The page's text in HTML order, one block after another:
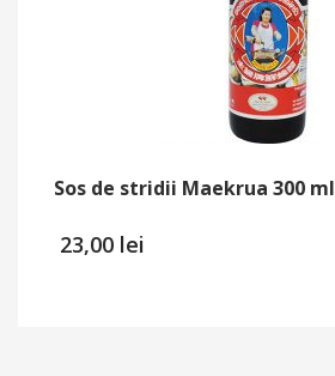
Sos de stridii Maekrua 300 ml
23,00 lei